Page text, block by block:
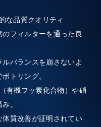
な品質クオリティ
のフィルターを通った良
バランスを崩さないよ
トリング。
有機フッ素化合物）や硝
。
質改善が証明されてい